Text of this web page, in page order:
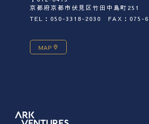
京都府京都市伏見区竹田中島町251
TEL：050-3318-2030 FAX：075-
MAP